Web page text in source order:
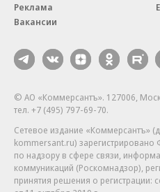
Реклама
Вакансии
© АО «Коммерсантъ». 127006,
тел. +7 (495) 797-69-70.
Сетевое издание «Коммерсантъ»
kommersant.ru)
по надзору в сфере связи,
коммуникаций (Роскомнадзор),
принятия решения о регистрации: